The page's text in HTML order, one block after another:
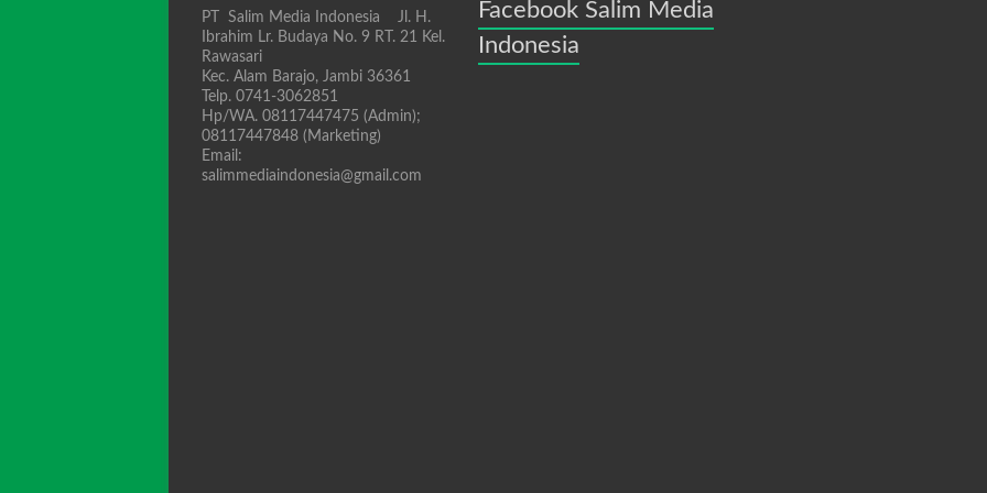
PT Salim Media Indonesia Jl. H.
Ibrahim Lr. Budaya No. 9 RT. 21 Kel.
Rawasari
Kec. Alam Barajo, Jambi 36361
Telp. 0741-3062851
Hp/WA. 08117447475 (Admin);
08117447848 (Marketing)
Email:
salimmediaindonesia@gmail.com
Facebook Salim Media
Indonesia